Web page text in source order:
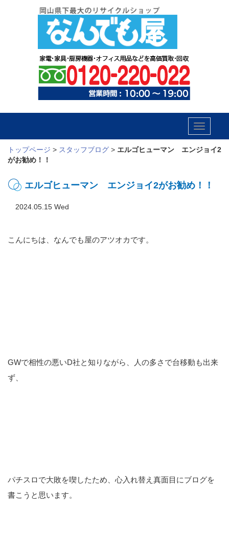
Toggle
トップページ > スタッフブログ > エルゴヒューマン エンジョイ2
がお勧め！！
エルゴヒューマン エンジョイ2がお勧め！！
2024.05.15 Wed
こんにちは、なんでも屋のアツオカです。
GWで相性の悪いD社と知りながら、人の多さで台移動も出来
ず、
パチスロで大敗を喫したため、心入れ替え真面目にブログを
書こうと思います。